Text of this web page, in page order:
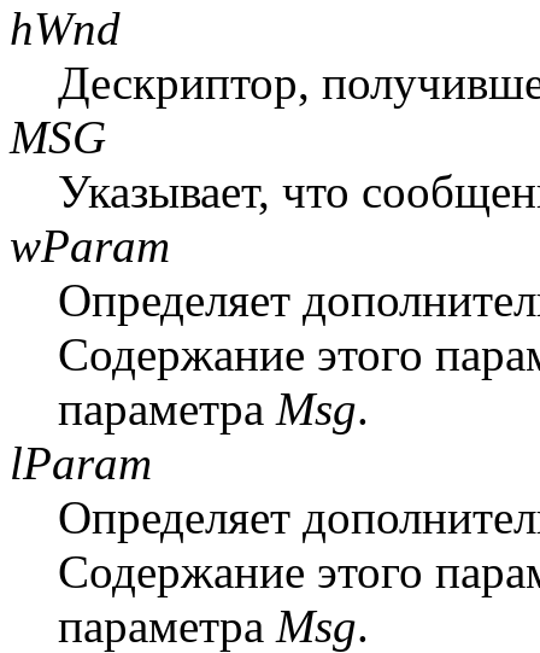
hWnd
Дескриптор,
MSG
Указывает, что
wParam
Определяет
Содержание этого
параметра Msg.
lParam
Определяет
Содержание этого
параметра Msg.